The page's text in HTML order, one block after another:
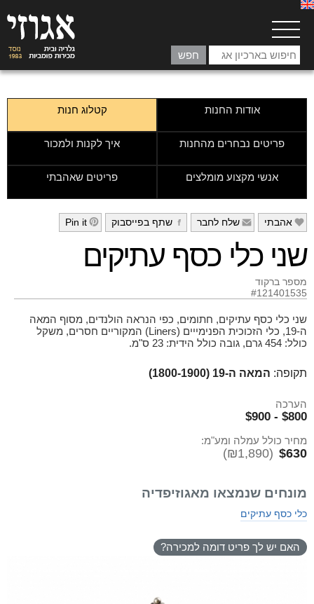
אודות החנות קטלוג חנות
פריטים נבחרים מהחנות איך לקנות ולמכור
אנשי מקצוע מומלצים פריטים שאהבתי
e אהבתי f שלח לחבר g שתף בפייסבוק h
Pin it
שני כלי כסף עתיקים
מספר ברקוד
#121401535
שני כלי כסף עתיקים, חתומים, כפי הנראה הולנדים, מסוף המאה
ה-19, כלי הזכוכית הפנימייים (Liners) המקוריים חסרים, משקל
כולל: 454 גרם, גובה כולל הידית: 23 ס"מ.
תקופה: המאה ה-19 (1800-1900)
הערכה
$800 - $900
מחיר כולל עמלה ומע"מ:
$630
(₪1,890)
מונחים שנמצאו מאגוזיפדיה
כלי כסף עתיקים
האם יש לך פריט דומה למכירה?